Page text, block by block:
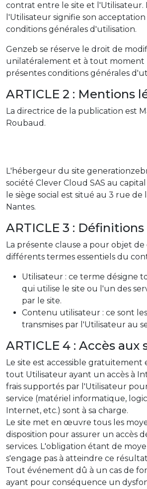
contrat entre le site et l'Utilisateur.
l'Utilisateur signifie son
conditions générales d'utilisation.
Genzeb se réserve le droit de
unilatéralement et à tout moment
présentes conditions générales
ARTICLE 2 : Mentions
La directrice de la publication est
Roubaud.
L'hébergeur du site
société Clever Cloud SAS au
le siège social est situé au 3 rue de
Nantes.
ARTICLE 3 : Définitions
La présente clause a pour objet de
différents termes essentiels du
Utilisateur : ce terme désigne
qui utilise le site ou l'un des
par le site.
Contenu utilisateur : ce sont
transmises par l'Utilisateur au
ARTICLE 4 : Accès aux
Le site est accessible gratuitement
tout Utilisateur ayant un accès à
frais supportés par l'Utilisateur
service (matériel informatique,
Internet, etc.) sont à sa charge.
Le site met en œuvre tous les
disposition pour assurer un accès
services. L'obligation étant de
s'engage pas à atteindre ce
Tout événement dû à un cas de
ayant pour conséquence un